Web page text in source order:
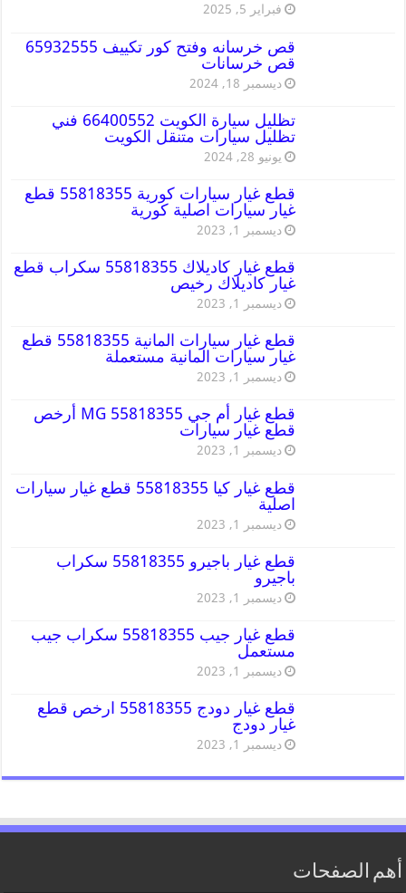
فبراير 5, 2025
قص خرسانه وفتح كور تكييف 65932555
قص خرسانات
ديسمبر 18, 2024
تظليل سيارة الكويت 66400552 فني
تظليل سيارات متنقل الكويت
يونيو 28, 2024
قطع غيار سيارات كورية 55818355 قطع
غيار سيارات اصلية كورية
ديسمبر 1, 2023
قطع غيار كاديلاك 55818355 سكراب قطع
غيار كاديلاك رخيص
ديسمبر 1, 2023
قطع غيار سيارات المانية 55818355 قطع
غيار سيارات المانية مستعملة
ديسمبر 1, 2023
قطع غيار أم جي MG 55818355 أرخص
قطع غيار سيارات
ديسمبر 1, 2023
قطع غيار كيا 55818355 قطع غيار سيارات
اصلية
ديسمبر 1, 2023
قطع غيار باجيرو 55818355 سكراب
باجيرو
ديسمبر 1, 2023
قطع غيار جيب 55818355 سكراب جيب
مستعمل
ديسمبر 1, 2023
قطع غيار دودج 55818355 ارخص قطع
غيار دودج
ديسمبر 1, 2023
أهم الصفحات